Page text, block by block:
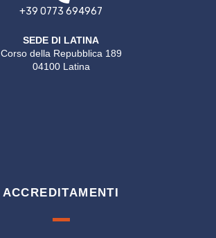
+39 0773 694967
SEDE DI LATINA
Corso della Repubblica 189
04100 Latina
ACCREDITAMENTI